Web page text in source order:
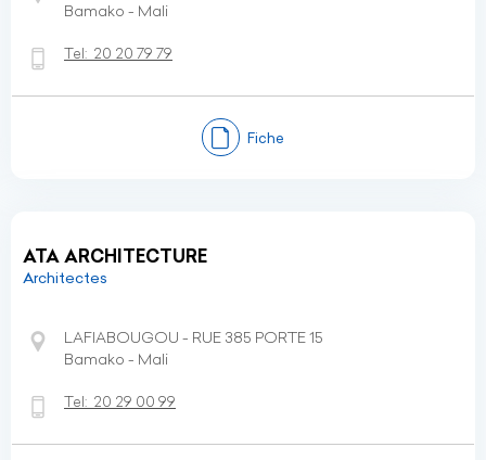
Bamako - Mali
Tel: 20 20 79 79
Fiche
ATA ARCHITECTURE
Architectes
LAFIABOUGOU - RUE 385 PORTE 15
Bamako - Mali
Tel: 20 29 00 99